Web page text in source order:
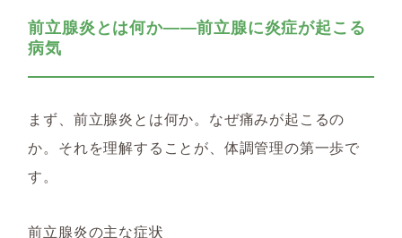
前立腺炎とは何か――前立腺に炎症が起こる
病気
まず、前立腺炎とは何か。なぜ痛みが起こるの
か。それを理解することが、体調管理の第一歩で
す。
前立腺炎の主な症状